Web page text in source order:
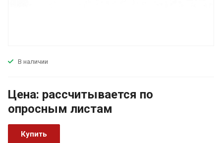
В наличии
Цена: рассчитывается по
опросным листам
Купить